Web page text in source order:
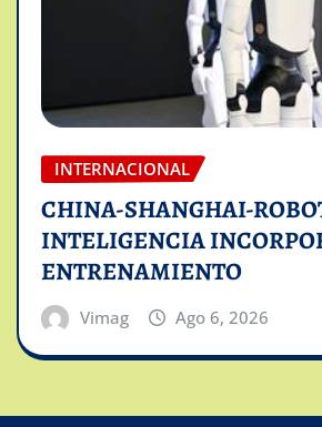
INTERNACIONAL
CHINA-SHANGHAI-
INTELIGENCIA
ENTRENAMIENTO
Vimag Ago 6, 2026